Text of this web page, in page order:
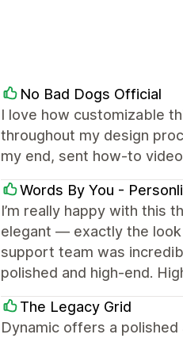
No Bad Dogs Official
I love how customizable
throughout my design
my end, sent how-to
Words By You -
I’m really happy with this
elegant — exactly the
support team was
polished and high-end.
The Legacy Grid
Dynamic offers a